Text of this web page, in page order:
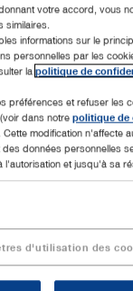
chemise
facilitée par le
grâce au
des chemises dû
et
votre accord, vous
similaires.
informations sur le
personnelles par les
lapolitique de
préférences et refuser les
dans notrepolitique de
modification n'affecte
données personnelles
l'autorisation et jusqu'à sa
d'utilisation des